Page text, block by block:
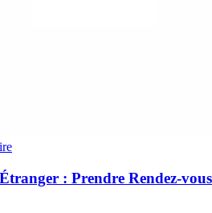
: Prendre Rendez-vous